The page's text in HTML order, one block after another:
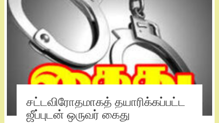
சட்டவிரோதமாகத் தயாரிக்கப்பட்ட
ஜீப்புடன் ஒருவர் கைது